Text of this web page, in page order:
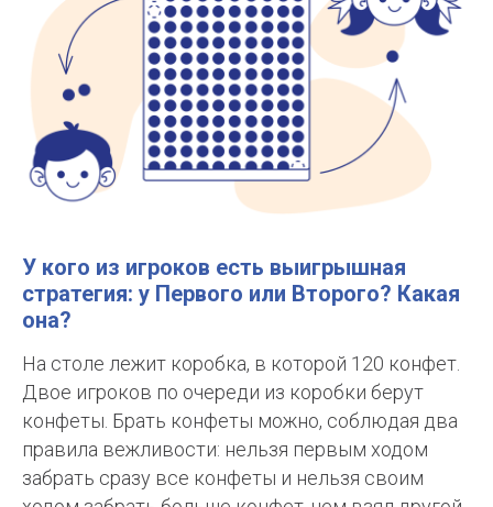
У кого из игроков есть выигрышная
стратегия: у Первого или Второго? Какая
она?
На столе лежит коробка, в которой 120 конфет.
Двое игроков по очереди из коробки берут
конфеты. Брать конфеты можно, соблюдая два
правила вежливости: нельзя первым ходом
забрать сразу все конфеты и нельзя своим